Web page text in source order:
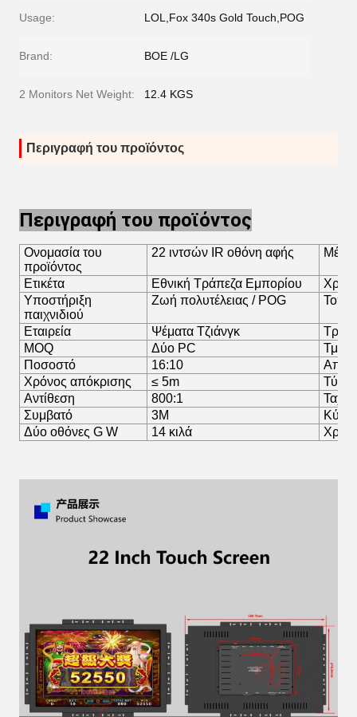
Usage: LOL,Fox 340s Gold Touch,POG
Brand: BOE /LG
2 Monitors Net Weight: 12.4 KGS
Περιγραφή του προϊόντος
Περιγραφή του προϊόντος
Ονομασία του
προϊόντος
22 ιντσών IR οθόνη αφής
Ετικέτα Εθνική Τράπεζα Εμπορίου
Υποστήριξη
παιχνιδιού
Ζωή πολυτέλειας / POG
Εταιρεία Ψέματα Τζιάνγκ
MOQ
Δύο PC
Ποσοστό
16:10
Χρόνος απόκρισης
≤ 5m
Αντίθεση
800:1
Συμβατό
3M
Δύο οθόνες G W
14 κιλά